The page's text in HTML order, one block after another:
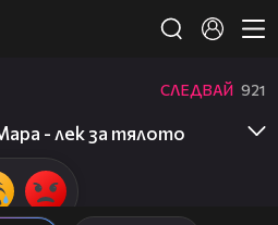
СЛЕДВАЙ 921
- лек за тялото